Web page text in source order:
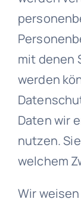
mit denen
werden
Daten wir
nutzen.
welchem
Wir